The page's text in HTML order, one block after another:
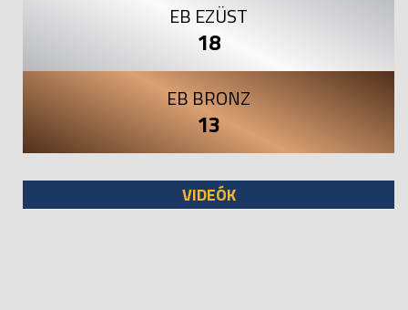
EB EZÜST
18
EB BRONZ
13
VIDEÓK